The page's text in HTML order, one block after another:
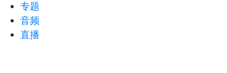
专题
音频
直播